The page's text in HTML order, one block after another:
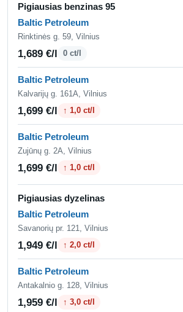
Pigiausias benzinas 95
Baltic Petroleum
Rinktinės g. 59, Vilnius
1,689 €/l 0 ct/l
Baltic Petroleum
Kalvarijų g. 161A, Vilnius
1,699 €/l ↑ 1,0 ct/l
Baltic Petroleum
Zujūnų g. 2A, Vilnius
1,699 €/l ↑ 1,0 ct/l
Pigiausias dyzelinas
Baltic Petroleum
Savanorių pr. 121, Vilnius
1,949 €/l ↑ 2,0 ct/l
Baltic Petroleum
Antakalnio g. 128, Vilnius
1,959 €/l ↑ 3,0 ct/l